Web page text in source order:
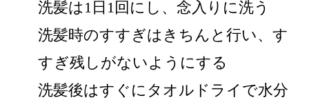
洗髪は1日1回にし、念入りに洗う
洗髪時のすすぎはきちんと行い、す
すぎ残しがないようにする
洗髪後はすぐにタオルドライで水分